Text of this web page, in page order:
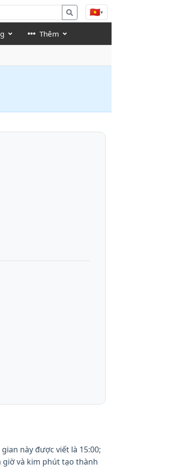
🇻🇳▾
Thêm
này được viết là 15:00;
giờ và kim phút tạo thành